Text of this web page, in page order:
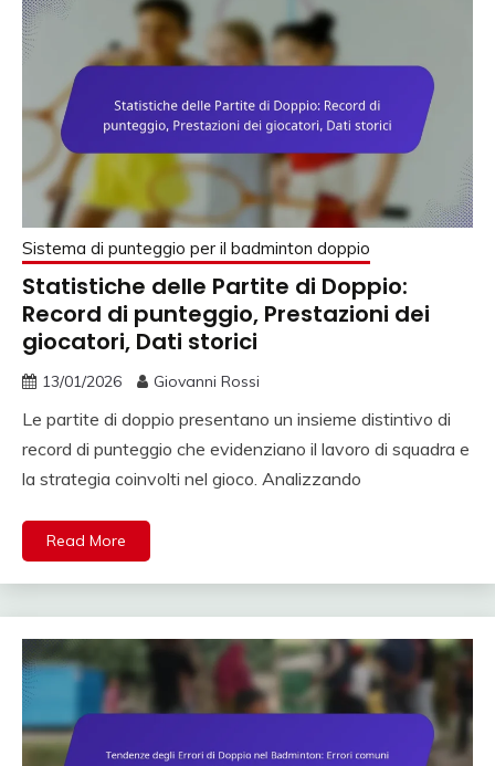
Sistema di punteggio per il badminton doppio
Statistiche delle Partite di Doppio:
Record di punteggio, Prestazioni dei
giocatori, Dati storici
13/01/2026 Giovanni Rossi
Le partite di doppio presentano un insieme distintivo di
record di punteggio che evidenziano il lavoro di squadra e
la strategia coinvolti nel gioco. Analizzando
Read More